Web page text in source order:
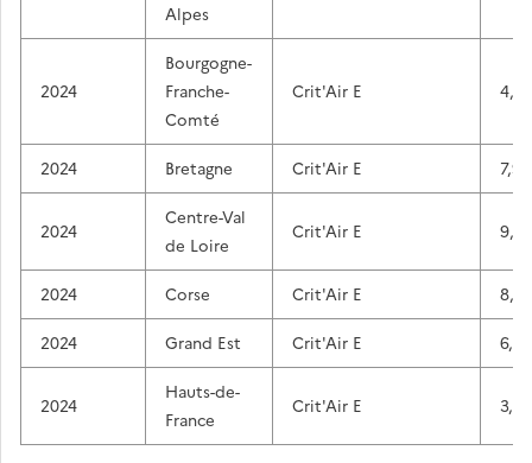
Alpes
2024
Bourgogne-
Franche-
Comté
Crit'Air E 4,5
2024 Bretagne Crit'Air E 7,9
2024
Centre-Val
de Loire
Crit'Air E 9,2
2024 Corse Crit'Air E 8,9
2024 Grand Est Crit'Air E 6,9
2024
Hauts-de-
France
Crit'Air E 3,8